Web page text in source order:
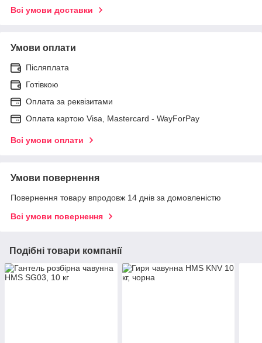
Всі умови доставки
Умови оплати
Післяплата
Готівкою
Оплата за реквізитами
Оплата картою Visa, Mastercard - WayForPay
Всі умови оплати
Умови повернення
Повернення товару впродовж 14 днів за домовленістю
Всі умови повернення
Подібні товари компанії